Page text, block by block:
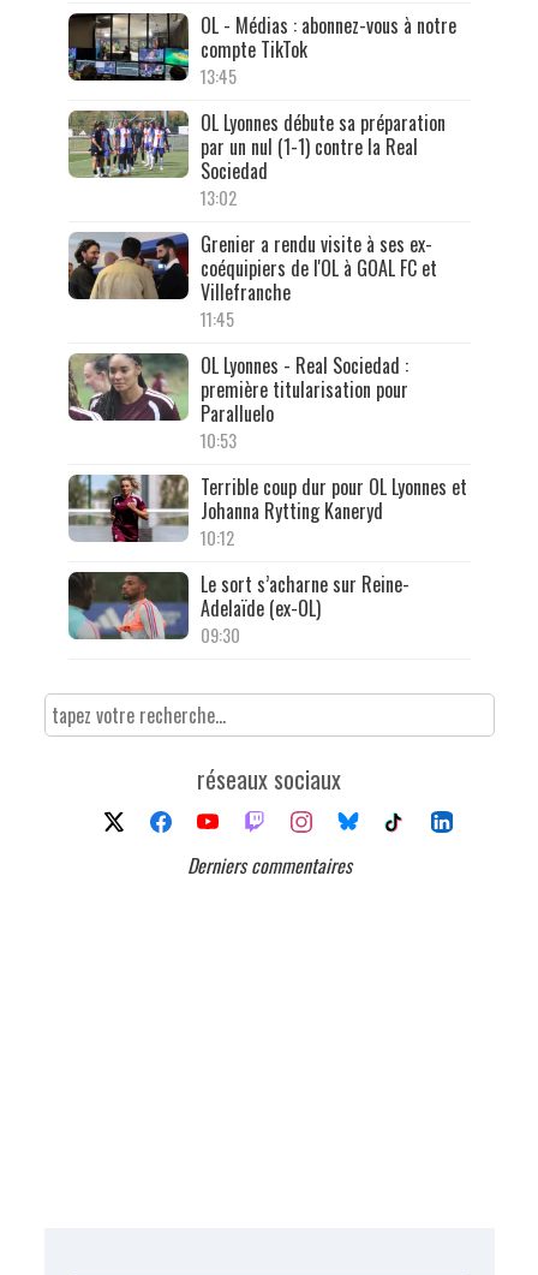
OL - Médias : abonnez-vous à notre
compte TikTok
13:45
OL Lyonnes débute sa préparation
par un nul (1-1) contre la Real
Sociedad
13:02
Grenier a rendu visite à ses ex-
coéquipiers de l'OL à GOAL FC et
Villefranche
11:45
OL Lyonnes - Real Sociedad :
première titularisation pour
Paralluelo
10:53
Terrible coup dur pour OL Lyonnes et
Johanna Rytting Kaneryd
10:12
Le sort s’acharne sur Reine-
Adelaïde (ex-OL)
09:30
réseaux sociaux
Derniers commentaires